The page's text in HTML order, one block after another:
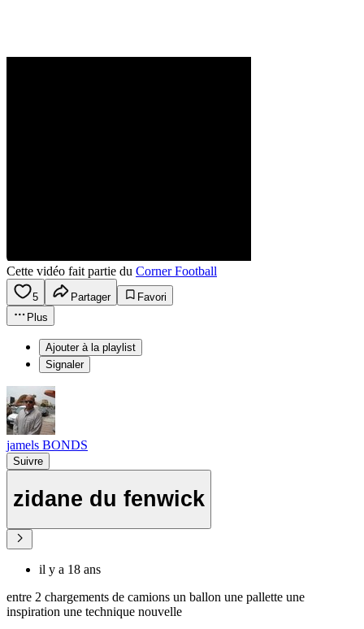
Cette vidéo fait partie du Corner Football
5 Partager
Favori
Plus
Ajouter à la playlist
Signaler
jamels BONDS
Suivre
zidane du fenwick
il y a 18 ans
entre 2 chargements de camions un ballon une pallette une
inspiration une technique nouvelle